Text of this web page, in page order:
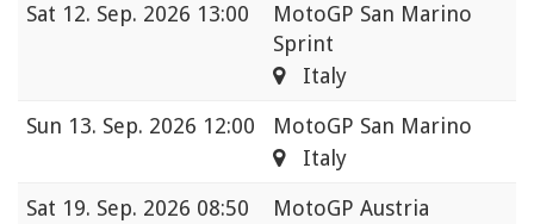
Sat 12. Sep. 2026 13:00
MotoGP San Marino
Sprint
Italy
Sun 13. Sep. 2026 12:00
MotoGP San Marino
Italy
Sat 19. Sep. 2026 08:50
MotoGP Austria